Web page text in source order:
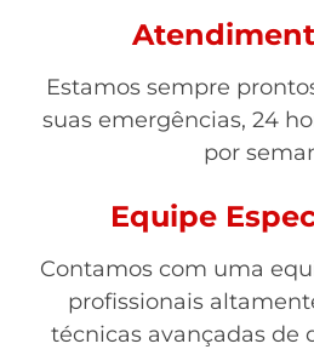
Estamos sempre
suas emergências, 24
por
Equipe
Contamos com uma
profissionais
técnicas avançadas de